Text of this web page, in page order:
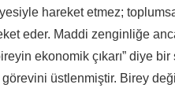
hareket etmez;
eder. Maddi zenginliğe
ekonomik çıkarı” diye
üstlenmiştir. Birey